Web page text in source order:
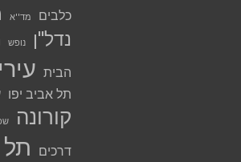
כלבים
מד''א
נדל''ן
נופש
הבית
תל אביב יפו
קורונה
דרכים תל